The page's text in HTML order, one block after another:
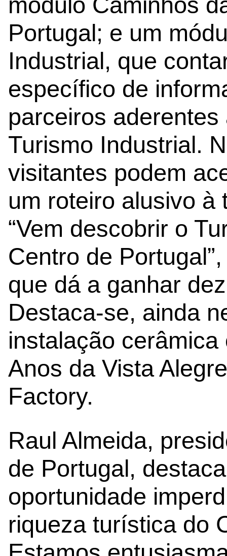
Portugal; e um
Industrial, que
específico de
parceiros
Turismo Industrial.
visitantes podem
um roteiro alusivo à
“Vem descobrir o
Centro de
que dá a ganhar
Destaca-se, ainda
instalação
Anos da Vista
Factory.
Raul Almeida,
de Portugal,
oportunidade
riqueza turística do